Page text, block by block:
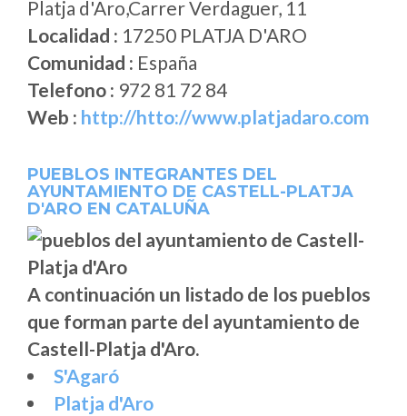
Platja d'Aro,Carrer Verdaguer, 11
Localidad : 17250 PLATJA D'ARO
Comunidad : España
Telefono : 972 81 72 84
Web : http://htto://www.platjadaro.com
PUEBLOS INTEGRANTES DEL
AYUNTAMIENTO DE CASTELL-PLATJA
D'ARO EN CATALUÑA
A continuación un listado de los pueblos
que forman parte del ayuntamiento de
Castell-Platja d'Aro.
S'Agaró
Platja d'Aro